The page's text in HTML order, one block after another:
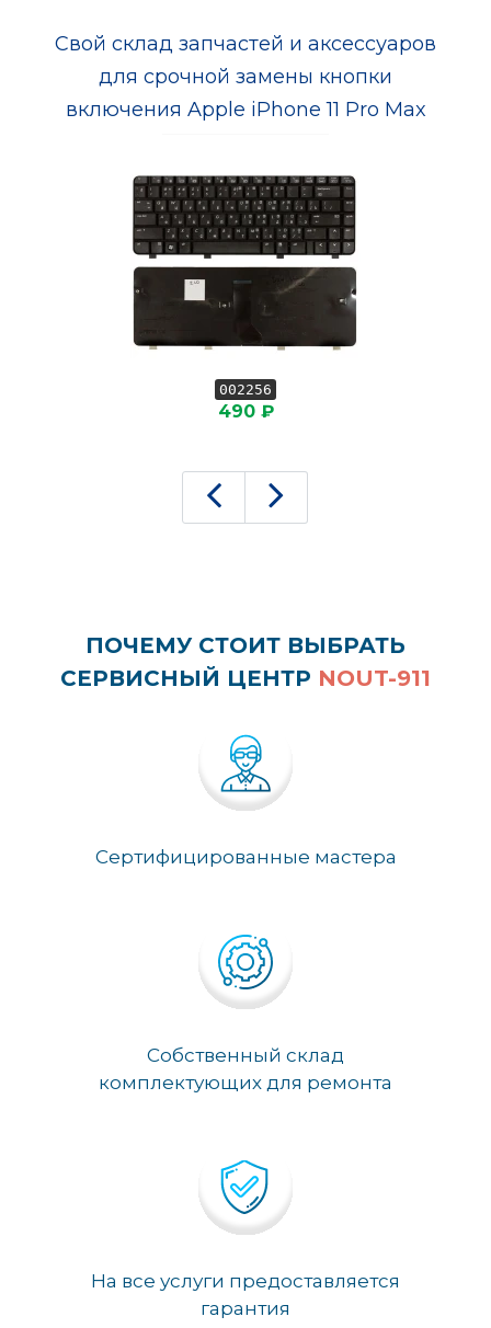
Свой склад запчастей и аксессуаров
для срочной замены кнопки
включения Apple iPhone 11 Pro Max
002256
490 ₽
ПОЧЕМУ СТОИТ ВЫБРАТЬ
СЕРВИСНЫЙ ЦЕНТР NOUT-911
Сертифицированные мастера
Собственный склад
комплектующих для ремонта
На все услуги предоставляется
гарантия